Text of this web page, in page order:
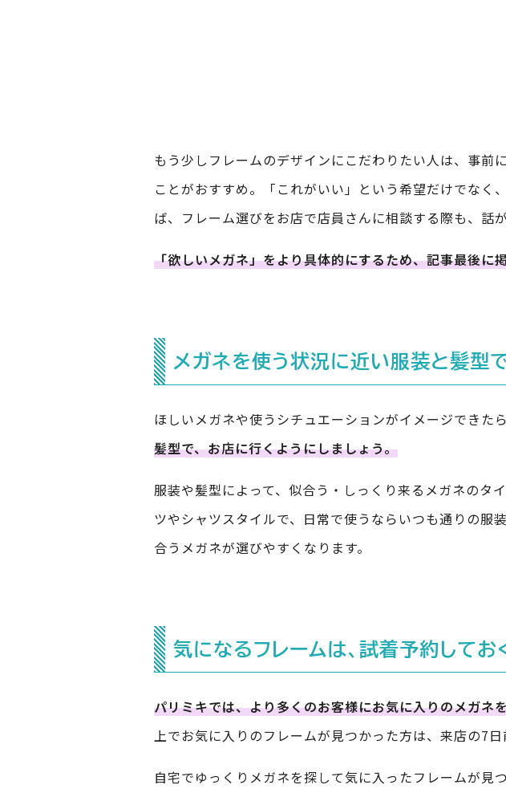
もう少しフレームのデザインにこだわりたい人は、事前
ことがおすすめ。「これがいい」という希望だけでな
ば、フレーム選びをお店で店員さんに相談する際も、話
「欲しいメガネ」をより具体的にするため、記事最後に
メガネを使う状況に近い服装と髪型
ほしいメガネや使うシチュエーションがイメージできたら
髪型で、お店に行くようにしましょう。
服装や髪型によって、似合う・しっくり来るメガネのタ
ツやシャツスタイルで、日常で使うならいつも通りの服
合うメガネが選びやすくなります。
気になるフレームは、試着予約してお
パリミキでは、より多くのお客様にお気に入りのメガネ
上でお気に入りのフレームが見つかった方は、来店の7
自宅でゆっくりメガネを探して気に入ったフレームが見